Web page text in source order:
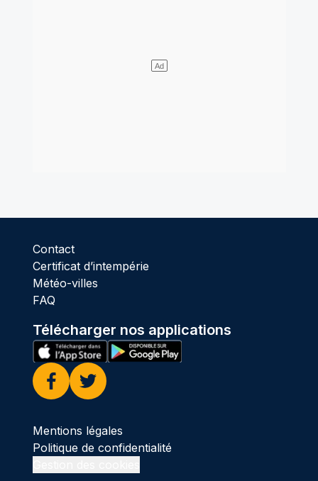
Contact
Certificat d’intempérie
Météo-villes
FAQ
Télécharger nos applications
Facebook
Twitter
Mentions légales
Politique de confidentialité